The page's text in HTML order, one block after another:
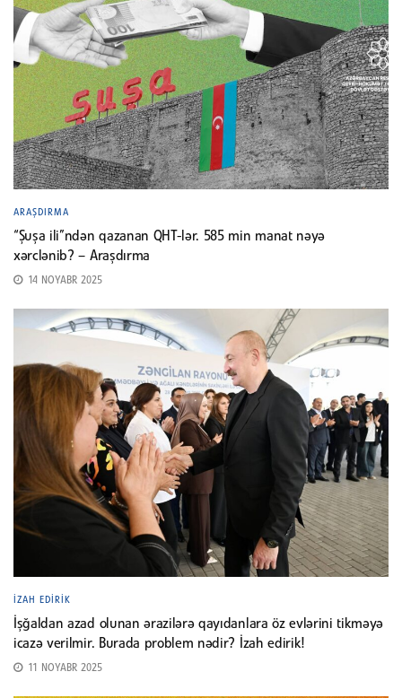
ARAŞDIRMA
“Şuşa ili”ndən qazanan QHT-lər. 585 min manat nəyə
xərclənib? – Araşdırma
14 NOYABR 2025
İZAH EDIRIK
İşğaldan azad olunan ərazilərə qayıdanlara öz evlərini tikməyə
icazə verilmir. Burada problem nədir? İzah edirik!
11 NOYABR 2025